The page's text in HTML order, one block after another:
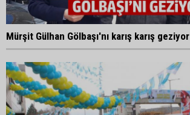
Mürşit Gülhan Gölbaşı'nı karış karış geziyor